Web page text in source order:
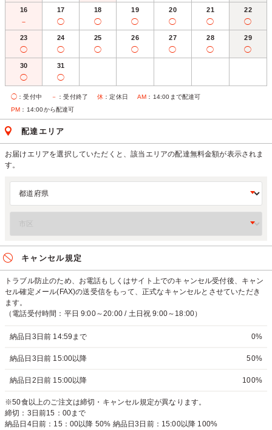
16
－
17
◯
18
◯
19
◯
20
◯
21
◯
22
◯
23
◯
24
◯
25
◯
26
◯
27
◯
28
◯
29
◯
30
◯
31
◯
◯ ：受付中 － ：受付終了 休 ：定休日 AM ：14:00まで配達可
PM ：14:00から配達可
配達エリア
お届けエリアを選択していただくと、該当エリアの配達無料金額が表示されま
す。
キャンセル規定
トラブル防止のため、お電話もしくはサイト上でのキャンセル受付後、キャン
セル確定メール(FAX)の送受信をもって、正式なキャンセルとさせていただき
ます。
（電話受付時間：平日 9:00～20:00 / 土日祝 9:00～18:00）
納品日3日前 14:59まで 0%
納品日3日前 15:00以降 50%
納品日2日前 15:00以降 100%
※50食以上のご注文は締切・キャンセル規定が異なります。
締切：3日前15：00まで
納品日4日前：15：00以降 50% 納品日3日前：15:00以降 100%